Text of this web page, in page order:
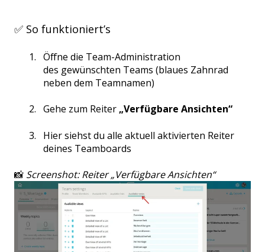
✅ So funktioniert’s
Öffne die Team-Administration
des gewünschten Teams (blaues Zahnrad
neben dem Teamnamen)
Gehe zum Reiter „Verfügbare Ansichten“
Hier siehst du alle aktuell aktivierten Reiter
deines Teamboards
📸 Screenshot: Reiter „Verfügbare Ansichten“